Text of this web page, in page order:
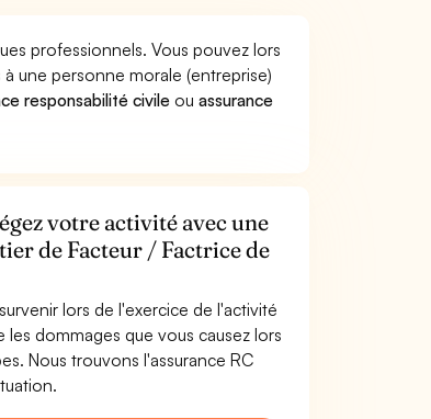
professionnels. Vous pouvez lors
une personne morale (entreprise)
responsabilité civile ouassurance
votre activité avec une
de Facteur / Factrice de
lors de l'exercice de l'activité
dommages que vous causez lors
Nous trouvons l'assurance RC